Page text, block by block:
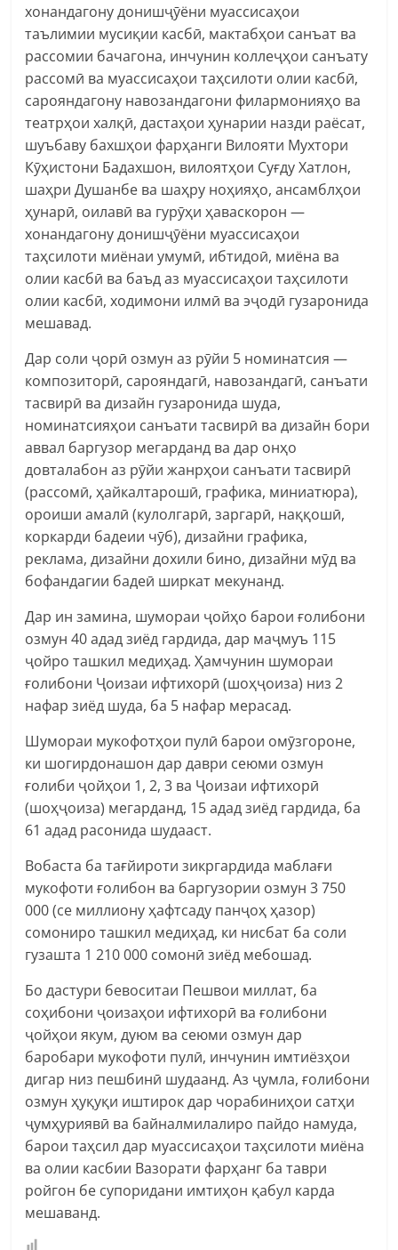
хонандагону донишҷӯёни муассисаҳои
таълимии мусиқии касбӣ, мактабҳои санъат ва
рассомии бачагона, инчунин коллеҷҳои санъату
рассомӣ ва муассисаҳои таҳсилоти олии касбӣ,
сарояндагону навозандагони филармонияҳо ва
театрҳои халқӣ, дастаҳои ҳунарии назди раёсат,
шуъбаву бахшҳои фарҳанги Вилояти Мухтори
Кӯҳистони Бадахшон, вилоятҳои Суғду Хатлон,
шаҳри Душанбе ва шаҳру ноҳияҳо, ансамблҳои
ҳунарӣ, оилавӣ ва гурӯҳи ҳаваскорон —
хонандагону донишҷӯёни муассисаҳои
таҳсилоти миёнаи умумӣ, ибтидоӣ, миёна ва
олии касбӣ ва баъд аз муассисаҳои таҳсилоти
олии касбӣ, ходимони илмӣ ва эҷодӣ гузаронида
мешавад.
Дар соли ҷорӣ озмун аз рӯйи 5 номинатсия —
композиторӣ, сарояндагӣ, навозандагӣ, санъати
тасвирӣ ва дизайн гузаронида шуда,
номинатсияҳои санъати тасвирӣ ва дизайн бори
аввал баргузор мегарданд ва дар онҳо
довталабон аз рӯйи жанрҳои санъати тасвирӣ
(рассомӣ, ҳайкалтарошӣ, графика, миниатюра),
ороиши амалӣ (кулолгарӣ, заргарӣ, наққошӣ,
коркарди бадеии чӯб), дизайни графика,
реклама, дизайни дохили бино, дизайни мӯд ва
бофандагии бадеӣ ширкат мекунанд.
Дар ин замина, шумораи ҷойҳо барои ғолибони
озмун 40 адад зиёд гардида, дар маҷмуъ 115
ҷойро ташкил медиҳад. Ҳамчунин шумораи
ғолибони Ҷоизаи ифтихорӣ (шоҳҷоиза) низ 2
нафар зиёд шуда, ба 5 нафар мерасад.
Шумораи мукофотҳои пулӣ барои омӯзгороне,
ки шогирдонашон дар даври сеюми озмун
ғолиби ҷойҳои 1, 2, 3 ва Ҷоизаи ифтихорӣ
(шоҳҷоиза) мегарданд, 15 адад зиёд гардида, ба
61 адад расонида шудааст.
Вобаста ба тағйироти зикргардида маблағи
мукофоти ғолибон ва баргузории озмун 3 750
000 (се миллиону ҳафтсаду панҷоҳ ҳазор)
сомониро ташкил медиҳад, ки нисбат ба соли
гузашта 1 210 000 сомонӣ зиёд мебошад.
Бо дастури бевоситаи Пешвои миллат, ба
соҳибони ҷоизаҳои ифтихорӣ ва ғолибони
ҷойҳои якум, дуюм ва сеюми озмун дар
баробари мукофоти пулӣ, инчунин имтиёзҳои
дигар низ пешбинӣ шудаанд. Аз ҷумла, ғолибони
озмун ҳуқуқи иштирок дар чорабиниҳои сатҳи
ҷумҳуриявӣ ва байналмилалиро пайдо намуда,
барои таҳсил дар муассисаҳои таҳсилоти миёна
ва олии касбии Вазорати фарҳанг ба таври
ройгон бе супоридани имтиҳон қабул карда
мешаванд.